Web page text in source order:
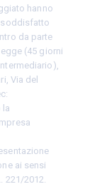
hanno
soddisfatto
da parte
(45 giorni
Via del
la
ai sensi
221/2012.